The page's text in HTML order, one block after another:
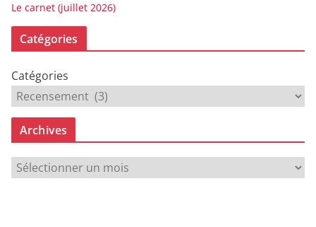
Le carnet (juillet 2026)
Catégories
Catégories
Archives
A